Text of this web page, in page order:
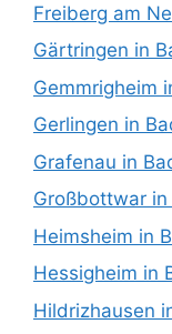
Freiberg am
Gärtringen in
Gemmrigheim
Gerlingen in
Grafenau in
Großbottwar
Heimsheim in
Hessigheim in
Hildrizhausen